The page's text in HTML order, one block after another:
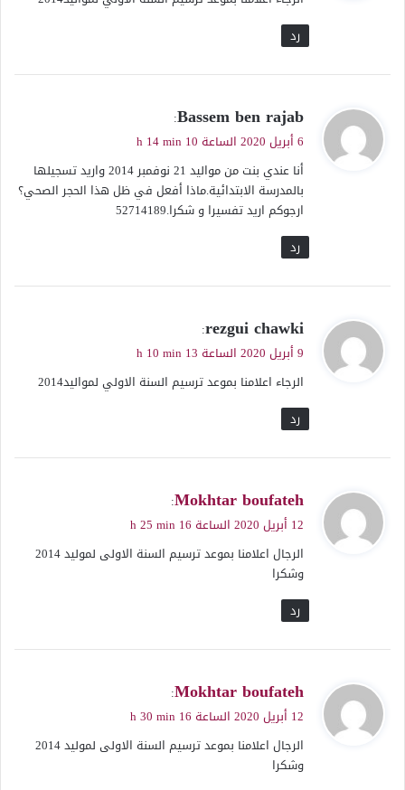
رد
ي
ق
ل
Bassem ben rajab
:
6 أبريل 2020 الساعة 10 h 14 min
أنا عندي بنت من مواليد 21 نوفمبر 2014 واريد تسجيلها
بالمدرسة الابتدائية.ماذا أفعل في ظل هذا الحجر الصحي؟
ارجوكم اريد تفسيرا و شكرا.52714189
رد
ي
ق
ل
rezgui chawki
:
9 أبريل 2020 الساعة 13 h 10 min
الرجاء اعلامنا بموعد ترسيم السنة الاولي لمواليد2014
رد
ي
ق
ل
Mokhtar boufateh
:
12 أبريل 2020 الساعة 16 h 25 min
الرجال اعلامنا بموعد ترسيم السنة الاولى لموليد 2014
وشكرا
رد
ي
ق
ل
Mokhtar boufateh
:
12 أبريل 2020 الساعة 16 h 30 min
الرجال اعلامنا بموعد ترسيم السنة الاولى لموليد 2014
وشكرا